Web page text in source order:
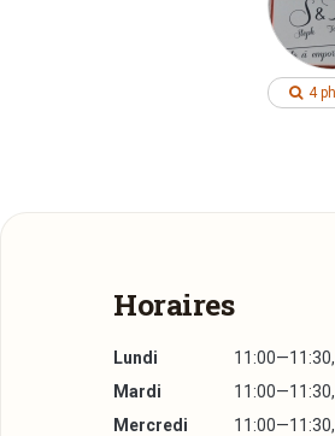
4
Horaires
Lundi
Mardi
Mercredi